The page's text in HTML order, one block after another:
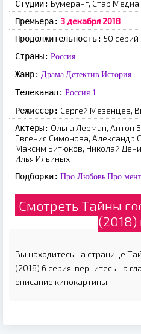
Студии: Бумеранг, Стар Медиа
Премьера: 3 декабря 2018
Продолжительность: 50 серий
Страны: Россия
Жанр: Драма Детектив История
Телеканал: Россия 1
Режиссер: Сергей Мезенцев,
Актеры: Ольга Лерман, Антон
Евгения Симонова, Александр
Максим Битюков, Николай
Илья Ильиных
Подборки: Про Любовь Про
Смотреть Тайны
(2018)
Вы находитесь на странице
(2018) 6 серия, вернитесь на
описание кинокартины.